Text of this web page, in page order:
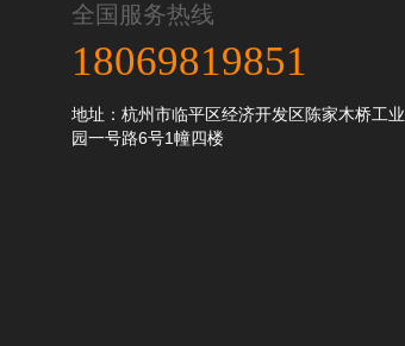
全国服务热线
18069819851
地址：杭州市临平区经济开发区陈家木桥工业
园一号路6号1幢四楼